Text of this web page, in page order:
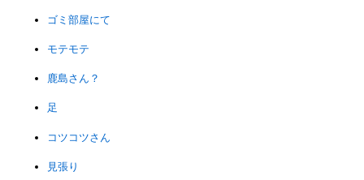
ゴミ部屋にて
モテモテ
鹿島さん？
足
コツコツさん
見張り